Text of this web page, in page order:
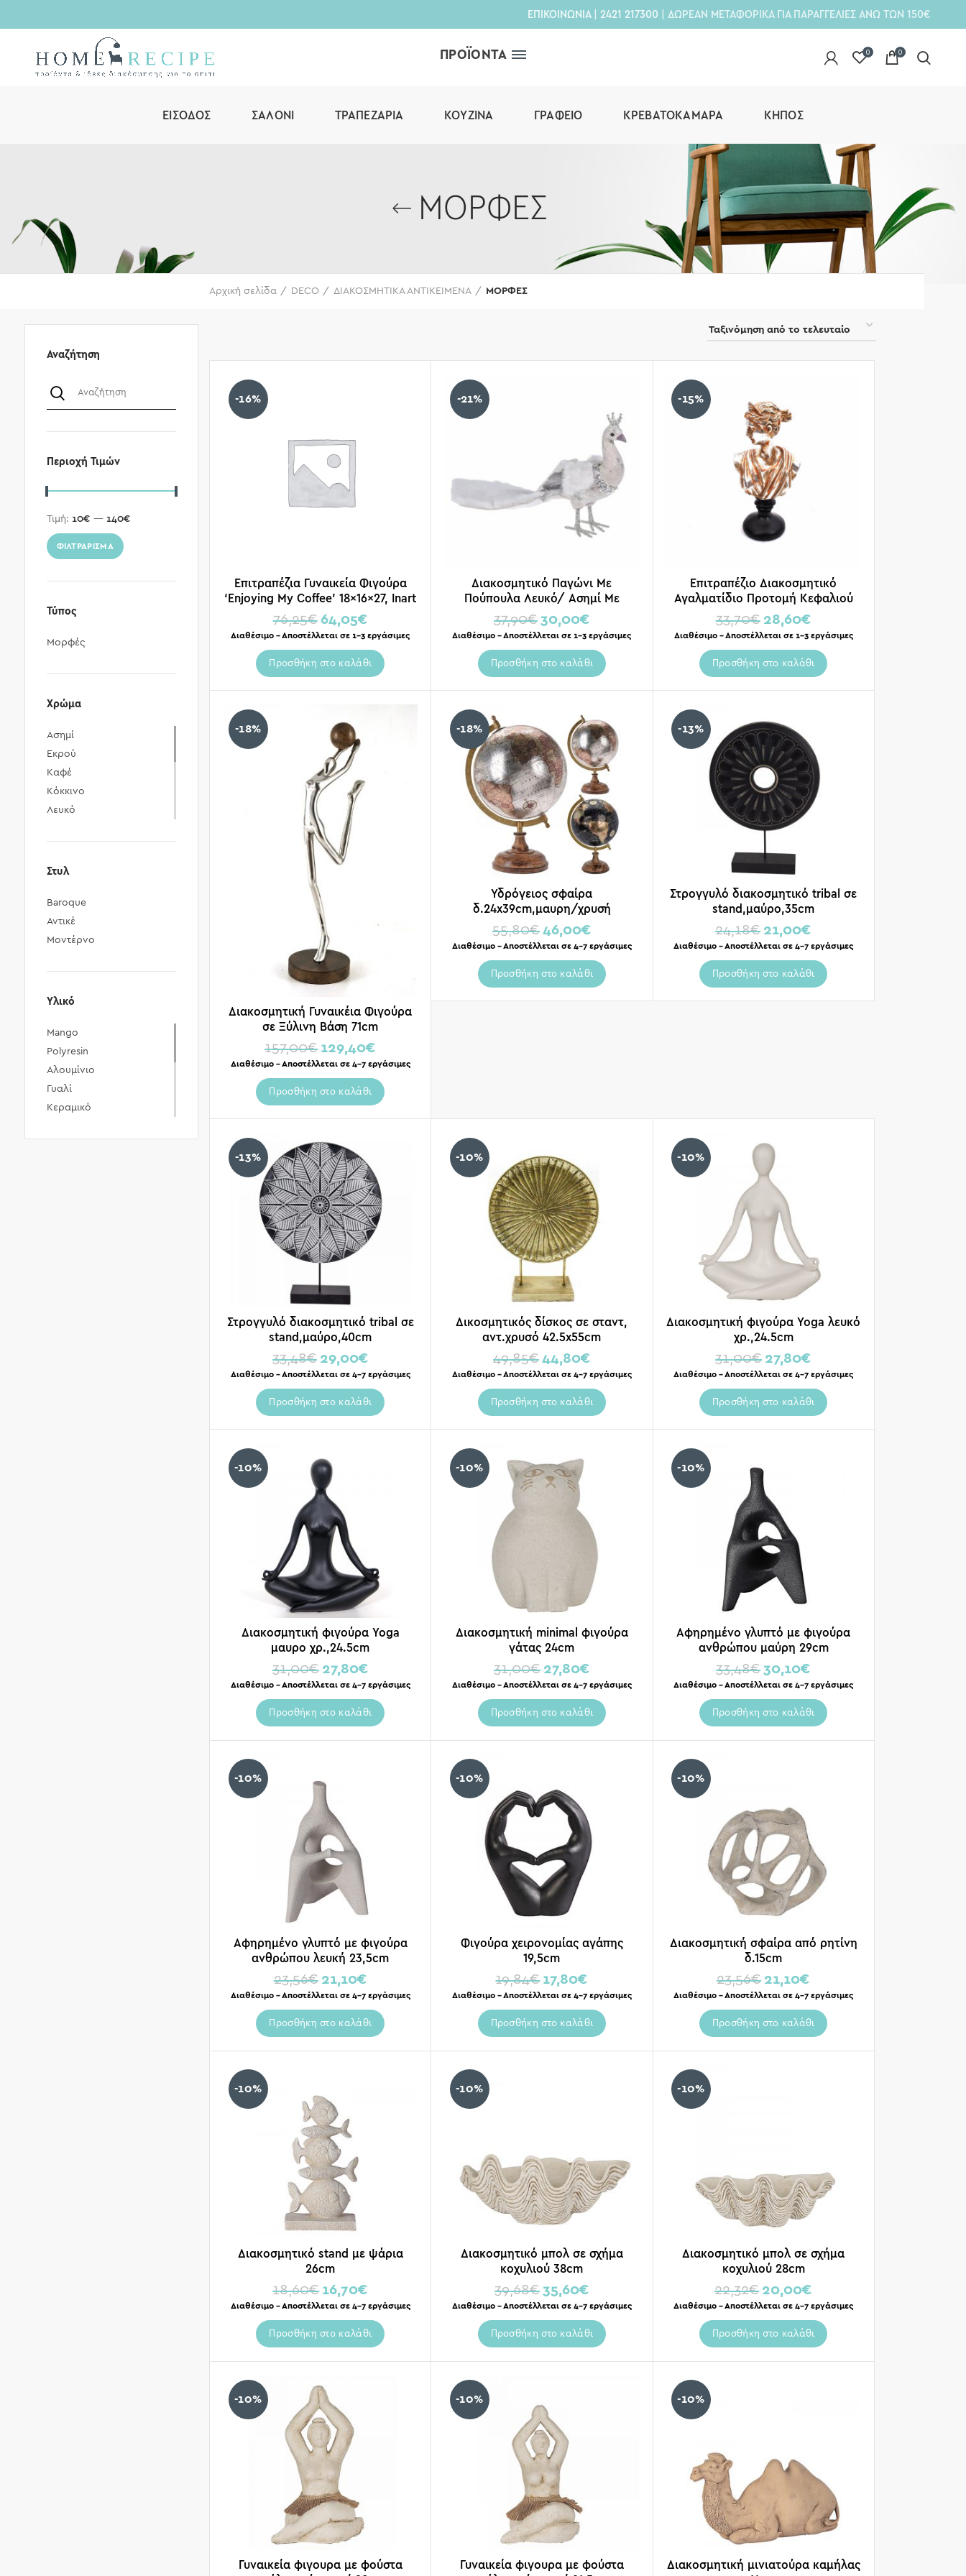
ΕΠΙΚΟΙΝΩΝΙΑ| 2421 217300 | ΔΩΡΕΑΝ ΜΕΤΑΦΟΡΙΚΑ ΓΙΑ ΠΑΡΑΓΓΕΛΙΕΣ ΑΝΩ ΤΩΝ 150€
ΠΡΟΪΟΝΤΑ 0 0
ΕΊΣΟΔΟΣ ΣΑΛΌΝΙ ΤΡΑΠΕΖΑΡΊΑ ΚΟΥΖΊΝΑ ΓΡΑΦΕΊΟ ΚΡΕΒΑΤΟΚΆΜΑΡΑ ΚΉΠΟΣ
ΜΟΡΦΕΣ
Αναζήτηση
Περιοχή Τιμών
ΦΙΛΤΡΆΡΙΣΜΑ
Τιμή: 10€ — 140€
Τύπος
Μορφές
Χρώμα
Ασημί
Εκρού
Καφέ
Κόκκινο
Λευκό
Μπεζ
Πολύχρωμο
Πράσινο
Χάλκινο
Στυλ
Baroque
Αντικέ
Μοντέρνο
Υλικό
Mango
Polyresin
Αλουμίνιο
Γυαλί
Κεραμικό
Αρχική σελίδα DECO ΔΙΑΚΟΣΜΗΤΙΚΑ ΑΝΤΙΚΕΙΜΕΝΑ ΜΟΡΦΕΣ
-16%
Επιτραπέζια Γυναικεία Φιγούρα
‘Enjoying My Coffee’ 18x16x27, Inart
76,25€ 64,05€
Διαθέσιμο – Αποστέλλεται σε 1-3 εργάσιμες
Προσθήκη στο καλάθι
-21%
Διακοσμητικό Παγώνι Με
Πούπουλα Λευκό/ Ασημί Με
Στέμμα 40x12x20cm
37,90€ 30,00€
Διαθέσιμο – Αποστέλλεται σε 1-3 εργάσιμες
Προσθήκη στο καλάθι
-15%
Επιτραπέζιο Διακοσμητικό
Αγαλματίδιο Προτομή Κεφαλιού
Αριστερά Μεταλλικό Ασημί 27×14
33,70€ 28,60€
Διαθέσιμο – Αποστέλλεται σε 1-3 εργάσιμες
Προσθήκη στο καλάθι
-18%
Διακοσμητική Γυναικέια Φιγούρα
σε Ξύλινη Βάση 71cm
157,00€ 129,40€
Διαθέσιμο – Αποστέλλεται σε 4-7 εργάσιμες
Προσθήκη στο καλάθι
-18%
Υδρόγειος σφαίρα
δ.24x39cm,μαυρη/χρυσή
55,80€ 46,00€
Διαθέσιμο – Αποστέλλεται σε 4-7 εργάσιμες
Προσθήκη στο καλάθι
-13%
Στρογγυλό διακοσμητικό tribal σε
stand,μαύρο,35cm
24,18€ 21,00€
Διαθέσιμο – Αποστέλλεται σε 4-7 εργάσιμες
Προσθήκη στο καλάθι
-13%
Στρογγυλό διακοσμητικό tribal σε
stand,μαύρο,40cm
33,48€ 29,00€
Διαθέσιμο – Αποστέλλεται σε 4-7 εργάσιμες
Προσθήκη στο καλάθι
-10%
Δικοσμητικός δίσκος σε σταντ,
αντ.χρυσό 42.5x55cm
49,85€ 44,80€
Διαθέσιμο – Αποστέλλεται σε 4-7 εργάσιμες
Προσθήκη στο καλάθι
-10%
Διακοσμητική φιγούρα Yoga λευκό
χρ.,24.5cm
31,00€ 27,80€
Διαθέσιμο – Αποστέλλεται σε 4-7 εργάσιμες
Προσθήκη στο καλάθι
-10%
Διακοσμητική φιγούρα Yoga
μαυρο χρ.,24.5cm
31,00€ 27,80€
Διαθέσιμο – Αποστέλλεται σε 4-7 εργάσιμες
Προσθήκη στο καλάθι
-10%
Διακοσμητική minimal φιγούρα
γάτας 24cm
31,00€ 27,80€
Διαθέσιμο – Αποστέλλεται σε 4-7 εργάσιμες
Προσθήκη στο καλάθι
-10%
Αφηρημένο γλυπτό με φιγούρα
ανθρώπου μαύρη 29cm
33,48€ 30,10€
Διαθέσιμο – Αποστέλλεται σε 4-7 εργάσιμες
Προσθήκη στο καλάθι
-10%
Αφηρημένο γλυπτό με φιγούρα
ανθρώπου λευκή 23,5cm
23,56€ 21,10€
Διαθέσιμο – Αποστέλλεται σε 4-7 εργάσιμες
Προσθήκη στο καλάθι
-10%
Φιγούρα χειρονομίας αγάπης
19,5cm
19,84€ 17,80€
Διαθέσιμο – Αποστέλλεται σε 4-7 εργάσιμες
Προσθήκη στο καλάθι
-10%
Διακοσμητική σφαίρα από ρητίνη
δ.15cm
23,56€ 21,10€
Διαθέσιμο – Αποστέλλεται σε 4-7 εργάσιμες
Προσθήκη στο καλάθι
-10%
Διακοσμητικό stand με ψάρια
26cm
18,60€ 16,70€
Διαθέσιμο – Αποστέλλεται σε 4-7 εργάσιμες
Προσθήκη στο καλάθι
-10%
Διακοσμητικό μπολ σε σχήμα
κοχυλιού 38cm
39,68€ 35,60€
Διαθέσιμο – Αποστέλλεται σε 4-7 εργάσιμες
Προσθήκη στο καλάθι
-10%
Διακοσμητικό μπολ σε σχήμα
κοχυλιού 28cm
22,32€ 20,00€
Διαθέσιμο – Αποστέλλεται σε 4-7 εργάσιμες
Προσθήκη στο καλάθι
-10%
Γυναικεία φιγουρα με φούστα
-10%
Γυναικεία φιγουρα με φούστα
-10%
Διακοσμητική μινιατούρα καμήλας